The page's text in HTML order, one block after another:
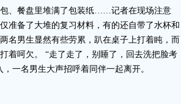
、餐盘里堆满了包装纸……记者在现场注意
准备了大堆的复习材料，有的还自带了水杯和
名男生显然有些劳累，趴在桌子上打着盹，而
着呵欠。 “走了走了，别睡了，回去洗把脸考
一名男生大声招呼着同伴一起离开。